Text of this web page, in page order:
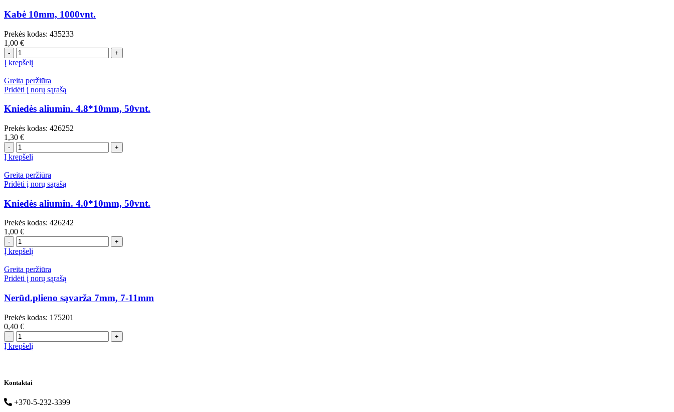
16mm
Kabė 10mm, 1000vnt.
Prekės kodas: 435233
1,00 €
produkto
kiekis:
Kabė
10mm,
1000vnt.
Į krepšelį
Greita peržiūra
Pridėti į norų sąrašą
Kniedės aliumin. 4.8*10mm, 50vnt.
Prekės kodas: 426252
1,30 €
produkto
kiekis:
Kniedės
aliumin.
4.8*10mm,
50vnt.
Į krepšelį
Greita peržiūra
Pridėti į norų sąrašą
Kniedės aliumin. 4.0*10mm, 50vnt.
Prekės kodas: 426242
1,00 €
produkto
kiekis:
Kniedės
aliumin.
4.0*10mm,
50vnt.
Į krepšelį
Greita peržiūra
Pridėti į norų sąrašą
Nerūd.plieno sąvarža 7mm, 7-11mm
Prekės kodas: 175201
0,40 €
produkto
kiekis:
Nerūd.plieno
7-
Į krepšelį
Kontaktai
+370-5-232-3399